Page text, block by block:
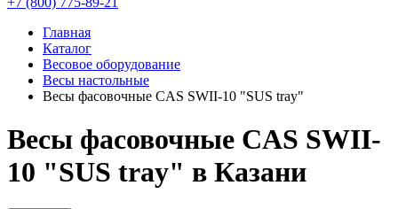
Главная
Каталог
Весовое оборудование
Весы настольные
Весы фасовочные CAS SWII-10 "SUS tray"
Весы фасовочные CAS SWII-
10 "SUS tray" в Казани